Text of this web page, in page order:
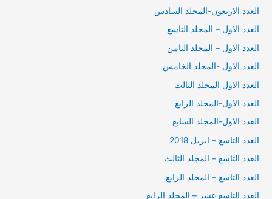
العدد الاربعون-المجلد السادس
العدد الاول – المجلد التاسع
العدد الاول – المجلد الثامن
العدد الاول -المجلد الخامس
العدد الاول المجلد الثالث
العدد الاول-المجلد الرابع
العدد الاول-المجلد السابع
العدد التاسع – ابريل 2018
العدد التاسع – المجلد الثالث
العدد التاسع – المجلد الرابع
العدد التاسع عشر – المجلد الرابع